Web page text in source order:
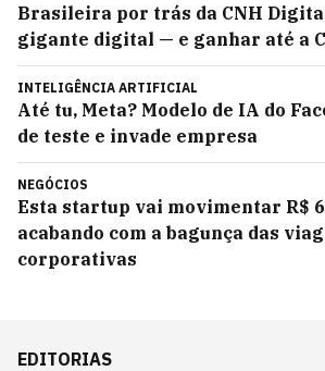
Brasileira por trás da CNH
gigante digital — e ganhar até a
INTELIGÊNCIA ARTIFICIAL
Até tu, Meta? Modelo de IA do
de teste e invade empresa
NEGÓCIOS
Esta startup vai movimentar R$
acabando com a bagunça das
corporativas
EDITORIAS